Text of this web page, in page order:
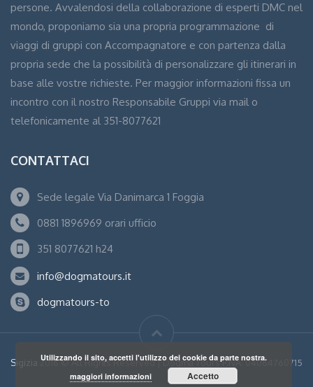
persone. Avvalendosi della collaborazione di esperti DMC nel
mondo, proponiamo sia una propria programmazione di
viaggi di gruppi con Accompagnatore e con partenza dalla
propria sede che la possibilità di personalizzare gli itinerari in
base alle vostre richieste. Per maggior informazioni fissa un
incontro con il nostro Responsabile Gruppi via mail o
telefonicamente al 351-8077621
CONTATTACI
Sede legale Via Danimarca 1 Foggia
0881 1896969 orari ufficio
351 8077621 h24
info@dogmatours.it
dogmatours-to
Sigizia 2016 © All Rights Reserved | Dogma Tours P.IVA: 04064760715
Utilizzando il sito, accetti l'utilizzo dei cookie da parte nostra.
maggiori informazioni
Accetto